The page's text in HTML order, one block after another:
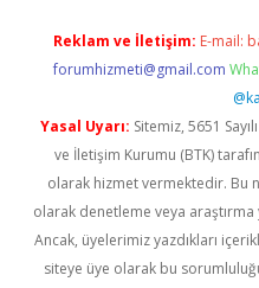
Reklam ve İletişim: E-mail:
forumhizmeti@gmail.com
Yasal Uyarı: Sitemiz, 5651
ve İletişim Kurumu (BTK)
olarak hizmet vermektedir. Bu
olarak denetleme veya
Ancak, üyelerimiz yazdıkları
siteye üye olarak bu